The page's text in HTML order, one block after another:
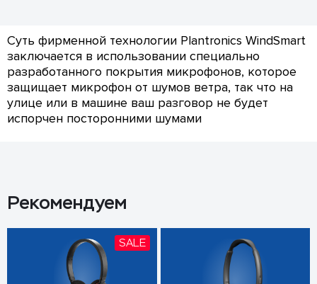
Суть фирменной технологии Plantronics WindSmart
заключается в использовании специально
разработанного покрытия микрофонов, которое
защищает микрофон от шумов ветра, так что на
улице или в машине ваш разговор не будет
испорчен посторонними шумами
Рекомендуем
SALE